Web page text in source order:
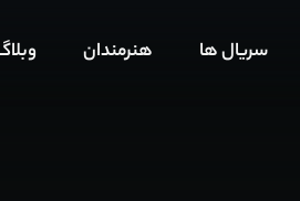
سریال ها هنرمندان